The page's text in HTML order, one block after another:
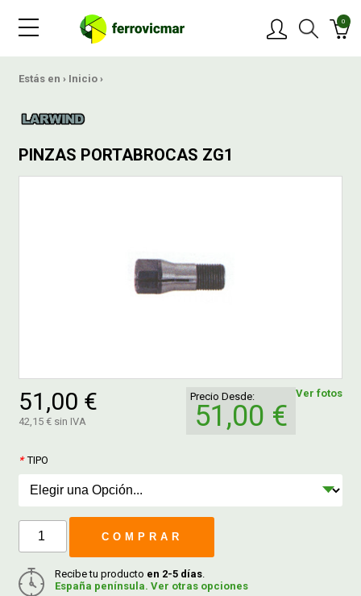
0
Estás en › Inicio ›
PINZAS PORTABROCAS ZG1
Ver fotos
Precio Desde:
51,00 €
51,00 €
42,15 € sin IVA
* TIPO
COMPRAR
Recibe tu producto en 2-5 días.
España península. Ver otras opciones
OFERTAS
BLOG
FERROVICMAR
DESPIECE
CATÁLOGOS
GUÍAS